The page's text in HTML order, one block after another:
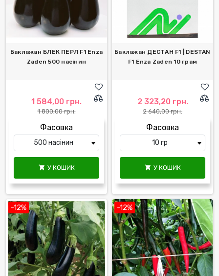
Баклажан БЛЕК ПЕРЛ F1 Enza
Zaden 500 насінин
1 584,00 грн.
1 800,00 грн.
Фасовка
 У КОШИК
Баклажан ДЕСТАН F1 | DESTAN
F1 Enza Zaden 10 грам
2 323,20 грн.
2 640,00 грн.
Фасовка
 У КОШИК
-12% -12%